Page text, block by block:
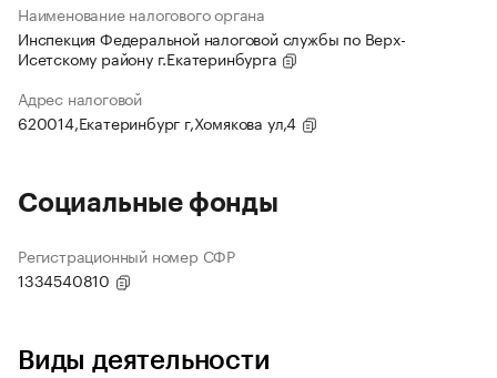
Наименование налогового органа
Инспекция Федеральной налоговой службы по Верх-
Исетскому району г.Екатеринбурга
Адрес налоговой
620014,Екатеринбург г,Хомякова ул,4
Социальные фонды
Регистрационный номер СФР
1334540810
Виды деятельности